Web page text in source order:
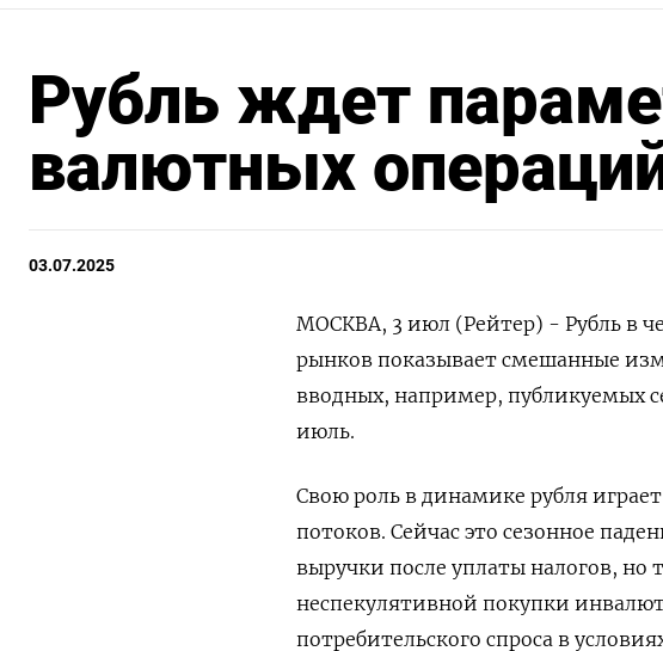
Рубль ждет
валютных
03.07.2025
МОСКВА, 3 июл (Рейтер) - Рубль в
рынков показывает смешанные
вводных, например, публикуемых
июль.
Свою роль в динамике рубля
потоков. Сейчас это сезонное
выручки после уплаты налогов,
неспекулятивной покупки
потребительского спроса в